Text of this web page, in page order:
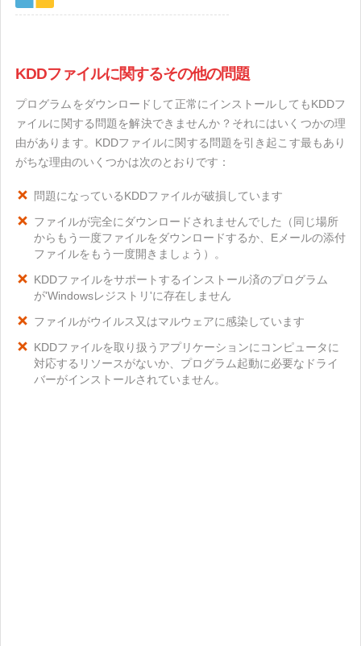
KDDファイルに関するその他の問題
プログラムをダウンロードして正常にインストールしてもKDDフ
ァイルに関する問題を解決できませんか？それにはいくつかの理
由があります。KDDファイルに関する問題を引き起こす最もあり
がちな理由のいくつかは次のとおりです：
問題になっているKDDファイルが破損しています
ファイルが完全にダウンロードされませんでした（同じ場所
からもう一度ファイルをダウンロードするか、Eメールの添付
ファイルをもう一度開きましょう）。
KDDファイルをサポートするインストール済のプログラム
が'Windowsレジストリ'に存在しません
ファイルがウイルス又はマルウェアに感染しています
KDDファイルを取り扱うアプリケーションにコンピュータに
対応するリソースがないか、プログラム起動に必要なドライ
バーがインストールされていません。